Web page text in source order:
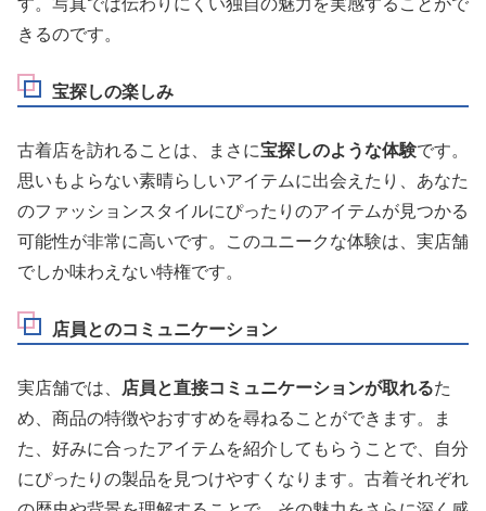
す。写真では伝わりにくい独自の魅力を実感することがで
きるのです。
宝探しの楽しみ
古着店を訪れることは、まさに宝探しのような体験です。
思いもよらない素晴らしいアイテムに出会えたり、あなた
のファッションスタイルにぴったりのアイテムが見つかる
可能性が非常に高いです。このユニークな体験は、実店舗
でしか味わえない特権です。
店員とのコミュニケーション
実店舗では、 店員と直接コミュニケーションが取れるた
め、商品の特徴やおすすめを尋ねることができます。ま
た、好みに合ったアイテムを紹介してもらうことで、自分
にぴったりの製品を見つけやすくなります。古着それぞれ